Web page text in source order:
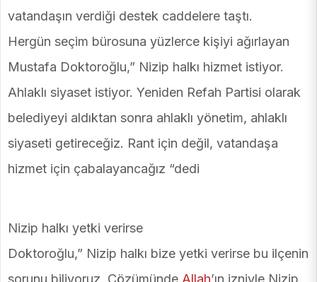
vatandaşın verdiği destek caddelere taştı.
Hergün seçim bürosuna yüzlerce kişiyi ağırlayan
Mustafa Doktoroğlu,” Nizip halkı hizmet istiyor.
Ahlaklı siyaset istiyor. Yeniden Refah Partisi olarak
belediyeyi aldıktan sonra ahlaklı yönetim, ahlaklı
siyaseti getireceğiz. Rant için değil, vatandaşa
hizmet için çabalayancağız “dedi
Nizip halkı yetki verirse
Doktoroğlu,” Nizip halkı bize yetki verirse bu ilçenin